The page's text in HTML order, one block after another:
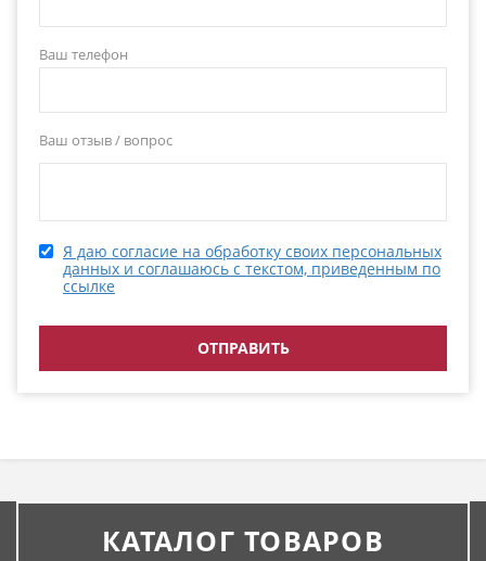
Ваш телефон
Ваш отзыв / вопрос
Я даю согласие на обработку своих персональных
данных и соглашаюсь с текстом, приведенным по
ссылке
КАТАЛОГ ТОВАРОВ